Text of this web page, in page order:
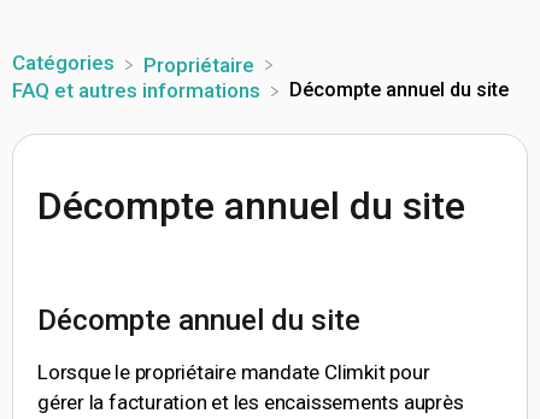
Catégories
​Propriétaire
​FAQ et autres informations
Décompte annuel du site
Décompte annuel du site
Décompte annuel du site
Lorsque le propriétaire mandate Climkit pour
gérer la facturation et les encaissements auprès